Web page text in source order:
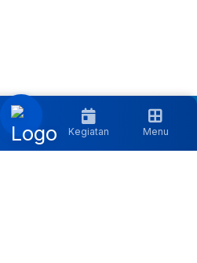
Sosial Kami:
Kegiatan Menu